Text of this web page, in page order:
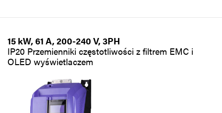
15 kW, 61 A, 200-240 V, 3PH
IP20 Przemienniki częstotliwości z filtrem EMC i
OLED wyświetlaczem